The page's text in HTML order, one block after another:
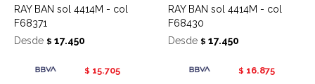
RAY BAN sol 4414M - col
F68371
Desde $ 17.450
$ 15.705
RAY BAN sol 4414M - col
F68430
Desde $ 17.450
$ 16.875